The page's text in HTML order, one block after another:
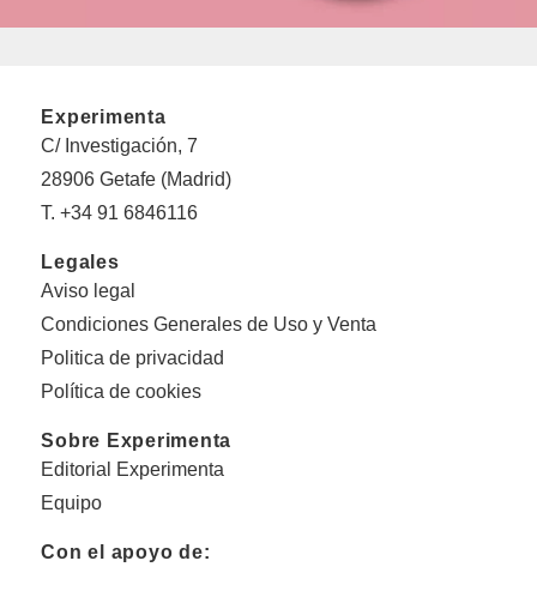
Experimenta
C/ Investigación, 7
28906 Getafe (Madrid)
T. +34 91 6846116
Legales
Aviso legal
Condiciones Generales de Uso y Venta
Politica de privacidad
Política de cookies
Sobre Experimenta
Editorial Experimenta
Equipo
Con el apoyo de: